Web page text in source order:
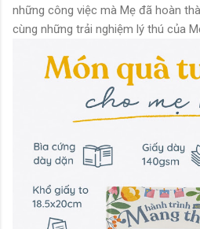
những công việc mà Mẹ đã hoàn
cùng những trải nghiệm lý thú của